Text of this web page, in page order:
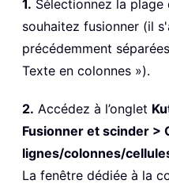
1. Sélectionnez la
souhaitez fusionner (il
précédemment
Texte en colonnes »).
2. Accédez à l’onglet
Fusionner et scinder >
lignes/colonnes/
La fenêtre dédiée à la